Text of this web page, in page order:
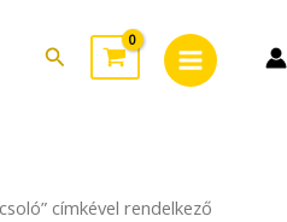
Search
Menu
címkével rendelkező